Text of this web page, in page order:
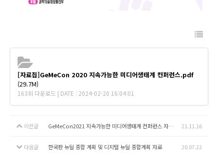
[자료집]GeMeCon 2020 지속가능한 미디어생태계 컨퍼런스.pdf
(29.7M)
163회 다운로드 | DATE : 2024-02-20 16:04:01
이전글 GeMeCon2021 지속가능한 미디어생태계 컨퍼런스 자료집 21.11.16
다음글 한국판 뉴딜 종합 계획 및 디지털 뉴딜 종합계획 자료 20.07.22